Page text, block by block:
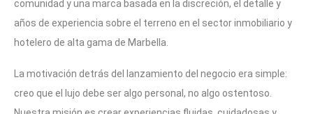
comunidad y una marca basada en la discreción, el detalle y
años de experiencia sobre el terreno en el sector inmobiliario y
hotelero de alta gama de Marbella.
La motivación detrás del lanzamiento del negocio era simple:
creo que el lujo debe ser algo personal, no algo ostentoso.